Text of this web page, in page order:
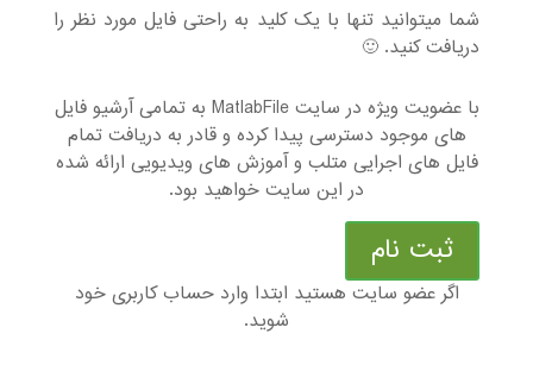
شما میتوانید تنها با یک کلید به راحتی فایل مورد نظر را
دریافت کنید. 🙂
با عضویت ویژه در سایت MatlabFile به تمامی آرشیو فایل
های موجود دسترسی پیدا کرده و قادر به دریافت تمام
فایل های اجرایی متلب و آموزش های ویدیویی ارائه شده
در این سایت خواهید بود.
ثبت نام
اگر عضو سایت هستید ابتدا وارد حساب کاربری خود
شوید.